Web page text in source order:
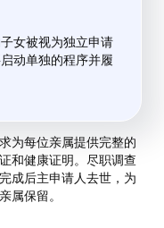
女被视为独立申请
动单独的程序并履
为每位亲属提供完整的
和健康证明。尽职调查
成后主申请人去世，为
属保留。